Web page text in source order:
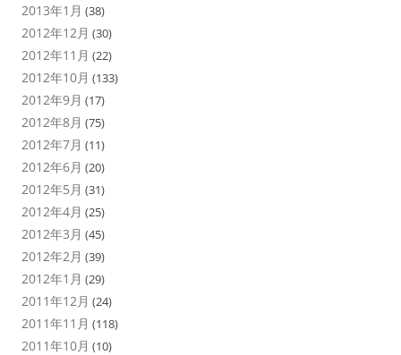
2013年1月 (38)
2012年12月 (30)
2012年11月 (22)
2012年10月 (133)
2012年9月 (17)
2012年8月 (75)
2012年7月 (11)
2012年6月 (20)
2012年5月 (31)
2012年4月 (25)
2012年3月 (45)
2012年2月 (39)
2012年1月 (29)
2011年12月 (24)
2011年11月 (118)
2011年10月 (10)